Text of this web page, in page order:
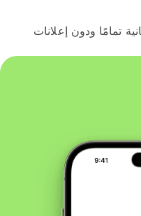
تمامًا ودون إعلانات